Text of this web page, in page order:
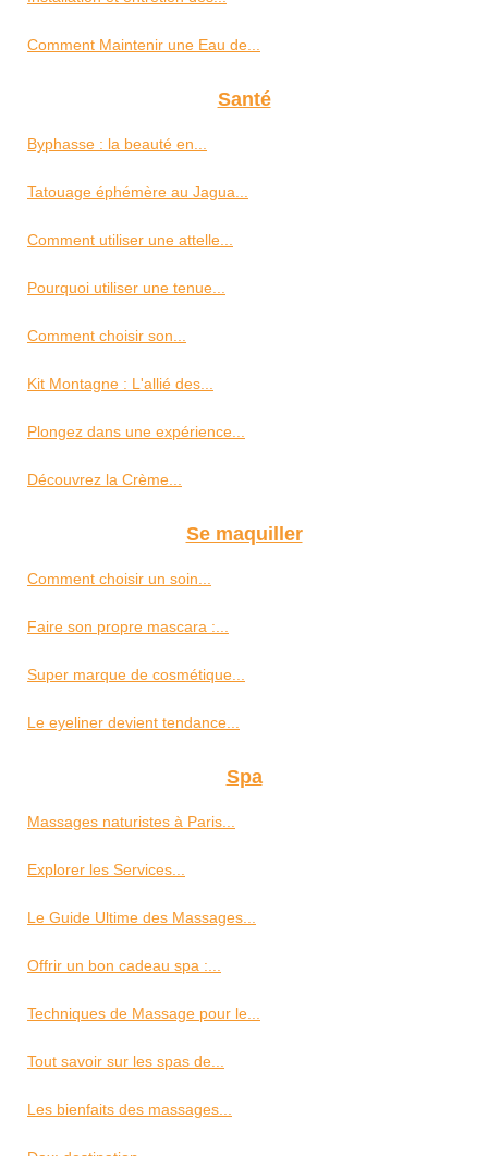
Comment Maintenir une Eau de...
Santé
Byphasse : la beauté en...
Tatouage éphémère au Jagua...
Comment utiliser une attelle...
Pourquoi utiliser une tenue...
Comment choisir son...
Kit Montagne : L'allié des...
Plongez dans une expérience...
Découvrez la Crème...
Se maquiller
Comment choisir un soin...
Faire son propre mascara :...
Super marque de cosmétique...
Le eyeliner devient tendance...
Spa
Massages naturistes à Paris...
Explorer les Services...
Le Guide Ultime des Massages...
Offrir un bon cadeau spa :...
Techniques de Massage pour le...
Tout savoir sur les spas de...
Les bienfaits des massages...